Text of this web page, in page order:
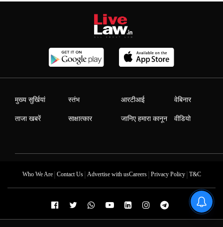
मुख्य सुर्खियां
ताजा खबरें
स्तंभ
साक्षात्कार
आरटीआई
जानिए हमारा कानून
वेबिनार
वीडियो
Who We Are| Contact Us| Advertise with usCareers| Privacy Policy| T&C